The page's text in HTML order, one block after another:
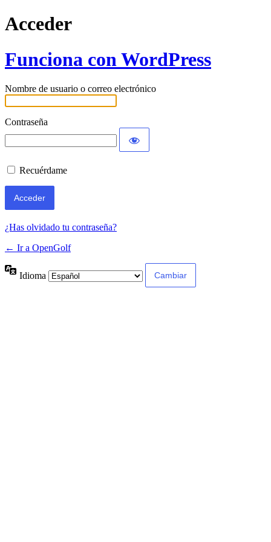
Acceder
Funciona con WordPress
Nombre de usuario o correo electrónico
Contraseña
Recuérdame
¿Has olvidado tu contraseña?
← Ir a OpenGolf
Idioma